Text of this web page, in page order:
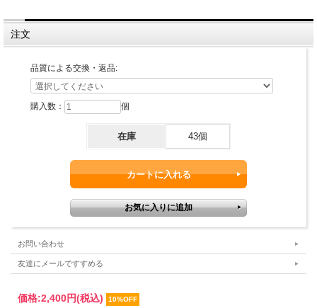
RDS-002L 400mlのアウトレット品です。
使用するうえでは問題ないものですが、品質基準
外項目があること予めご了承ください。アウトレ
ット品は、「RayES」のロゴはありません。（取
り除いています。）
品質による交換・返品はお受けできませんので、
予めご了承ください。
注文
品質による交換・返品:
購入数： 個
在庫 43個
お問い合わせ
友達にメールですすめる
価格:2,400円(税込) 10%OFF